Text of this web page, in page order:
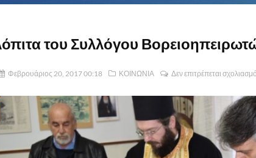
του Συλλόγου
Φεβρουάριος 20, 2017 00:18 ΚΟΙΝΩΝΙΑ Δεν επιτρέπεται